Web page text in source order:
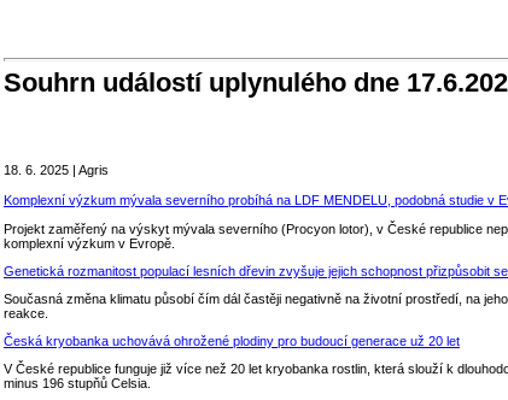
Souhrn událostí uplynulého dne
18. 6. 2025 | Agris
Komplexní výzkum mývala severního probíhá na LDF MENDELU, podobná studie v
Projekt zaměřený na výskyt mývala severního (Procyon lotor), v České republice
komplexní výzkum v Evropě.
Genetická rozmanitost populací lesních dřevin zvyšuje jejich schopnost přizpůsobit
Současná změna klimatu působí čím dál častěji negativně na životní prostředí, na
reakce.
Česká kryobanka uchovává ohrožené plodiny pro budoucí generace už 20 let
V České republice funguje již více než 20 let kryobanka rostlin, která slouží k
minus 196 stupňů Celsia.